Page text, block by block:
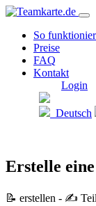
So
Preise
FAQ
Kontakt
Login
Deutsch
Erstelle
📝 erstellen - ✍️